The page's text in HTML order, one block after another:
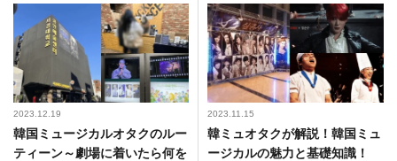
2023.12.19
韓国ミュージカルオタクのルー
ティーン～劇場に着いたら何を
2023.11.15
韓ミュオタクが解説！韓国ミュ
ージカルの魅力と基礎知識！